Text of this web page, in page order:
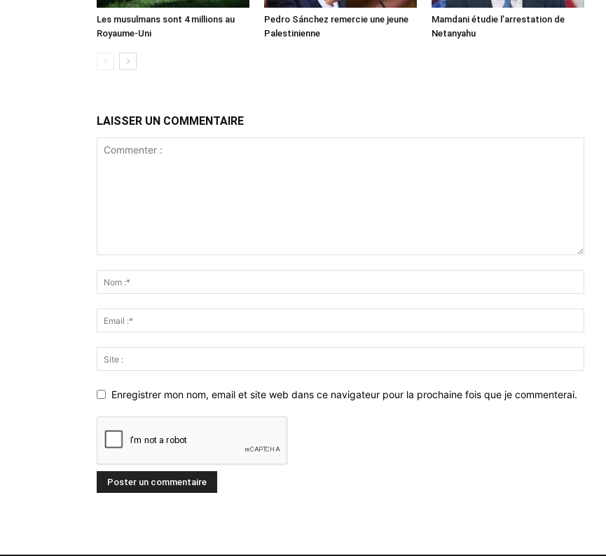
Les musulmans sont 4 millions au
Royaume-Uni
Pedro Sánchez remercie une jeune
Palestinienne
Mamdani étudie l’arrestation de
Netanyahu
LAISSER UN COMMENTAIRE
Enregistrer mon nom, email et site web dans ce navigateur pour la prochaine fois que je commenterai.